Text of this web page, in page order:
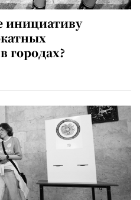
инициативу
городах?